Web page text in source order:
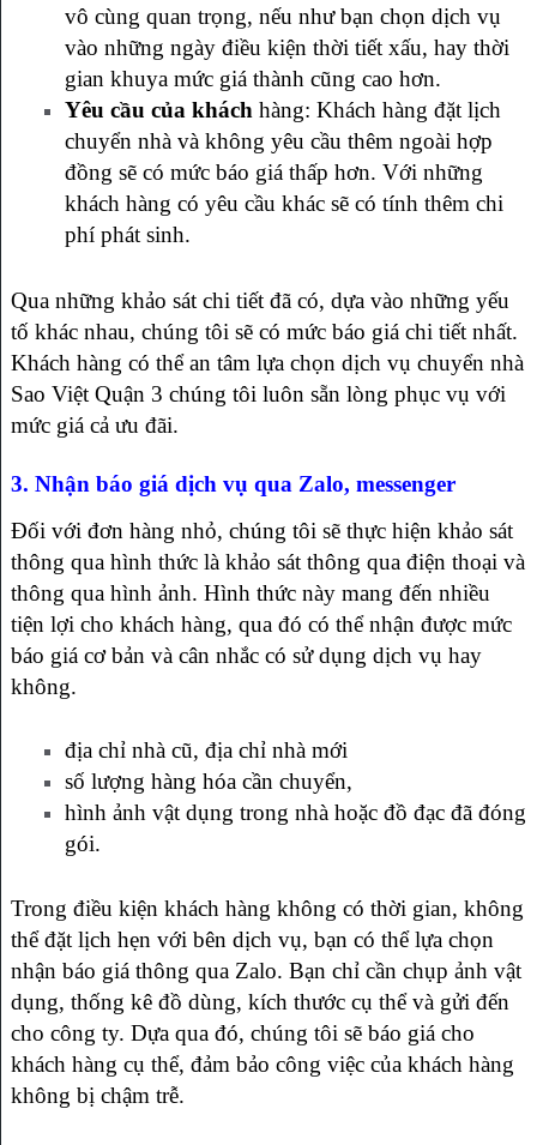
vô cùng quan trọng, nếu như bạn chọn dịch vụ
vào những ngày điều kiện thời tiết xấu, hay thời
gian khuya mức giá thành cũng cao hơn.
Yêu cầu của kháchhàng: Khách hàng đặt lịch
chuyển nhà và không yêu cầu thêm ngoài hợp
đồng sẽ có mức báo giá thấp hơn. Với những
khách hàng có yêu cầu khác sẽ có tính thêm chi
phí phát sinh.
Qua những khảo sát chi tiết đã có, dựa vào những yếu
tố khác nhau, chúng tôi sẽ có mức báo giá chi tiết nhất.
Khách hàng có thể an tâm lựa chọn dịch vụ chuyển nhà
Sao Việt Quận 3 chúng tôi luôn sẵn lòng phục vụ với
mức giá cả ưu đãi.
3. Nhận báo giá dịch vụ qua Zalo, messenger
Đối với đơn hàng nhỏ, chúng tôi sẽ thực hiện khảo sát
thông qua hình thức là khảo sát thông qua điện thoại và
thông qua hình ảnh. Hình thức này mang đến nhiều
tiện lợi cho khách hàng, qua đó có thể nhận được mức
báo giá cơ bản và cân nhắc có sử dụng dịch vụ hay
không.
địa chỉ nhà cũ, địa chỉ nhà mới
số lượng hàng hóa cần chuyển,
hình ảnh vật dụng trong nhà hoặc đồ đạc đã đóng
gói.
Trong điều kiện khách hàng không có thời gian, không
thể đặt lịch hẹn với bên dịch vụ, bạn có thể lựa chọn
nhận báo giá thông qua Zalo. Bạn chỉ cần chụp ảnh vật
dụng, thống kê đồ dùng, kích thước cụ thể và gửi đến
cho công ty. Dựa qua đó, chúng tôi sẽ báo giá cho
khách hàng cụ thể, đảm bảo công việc của khách hàng
không bị chậm trễ.